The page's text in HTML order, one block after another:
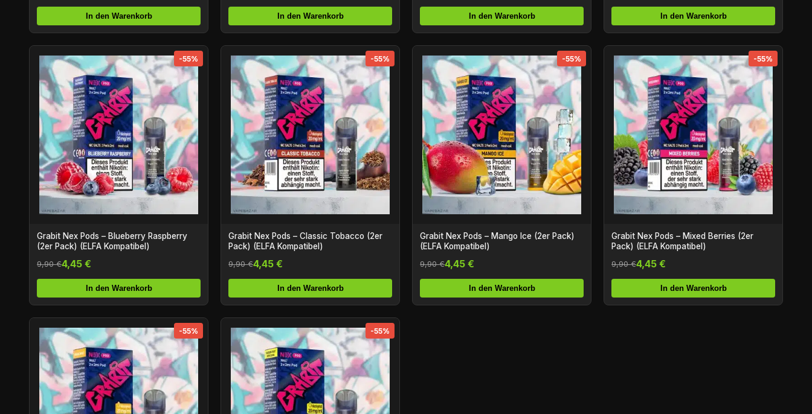
In den Warenkorb In den Warenkorb In den Warenkorb In den Warenkorb
-55%
Grabit Nex Pods – Blueberry Raspberry
(2er Pack) (ELFA Kompatibel)
9,90 €4,45 €
In den Warenkorb
-55%
Grabit Nex Pods – Classic Tobacco (2er
Pack) (ELFA Kompatibel)
9,90 €4,45 €
In den Warenkorb
-55%
Grabit Nex Pods – Mango Ice (2er Pack)
(ELFA Kompatibel)
9,90 €4,45 €
In den Warenkorb
-55%
Grabit Nex Pods – Mixed Berries (2er
Pack) (ELFA Kompatibel)
9,90 €4,45 €
In den Warenkorb
-55% -55%